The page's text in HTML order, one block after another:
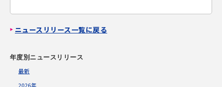
ニュースリリース一覧に戻る
年度別ニュースリリース
最新
2026年